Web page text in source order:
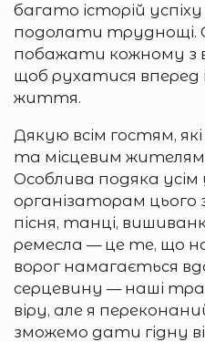
багато історій
подолати труднощі.
побажати кожному з
щоб рухатися вперед
життя.
Дякую всім гостям,
та місцевим жителям
Особлива подяка усім
організаторам цього
пісня, танці,
ремесла — це те, що
ворог намагається
серцевину — наші
віру, але я
зможемо дати гідну